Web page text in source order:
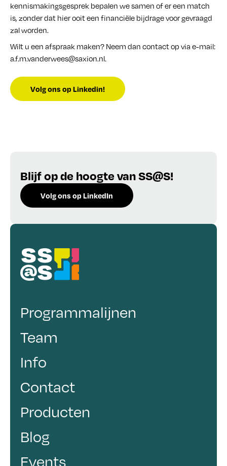
kennismakingsgesprek bepalen we samen of er een match
is, zonder dat hier ooit een financiële bijdrage voor gevraagd
zal worden.
Wilt u een afspraak maken? Neem dan contact op via e-mail:
a.f.m.vanderwees@saxion.nl.
Volg ons op Linkedin!
Blijf op de hoogte van SS@S!
Volg ons op LinkedIn
Programmalijnen
Team
Info
Contact
Producten
Blog
Events